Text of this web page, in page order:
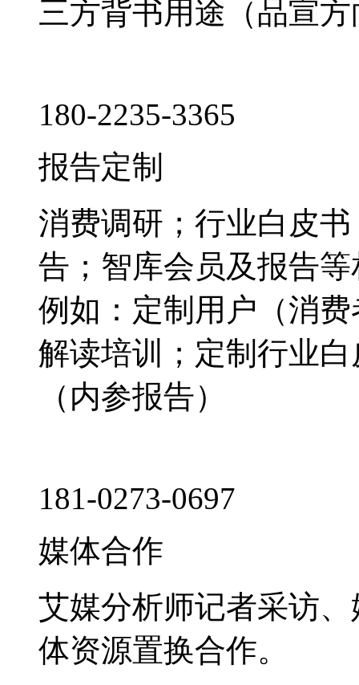
三方背书用途（品宣
180-2235-3365
报告定制
消费调研；行业白皮
告；智库会员及报告
例如：定制用户（消
解读培训；定制行业
（内参报告）
181-0273-0697
媒体合作
艾媒分析师记者采访
体资源置换合作。